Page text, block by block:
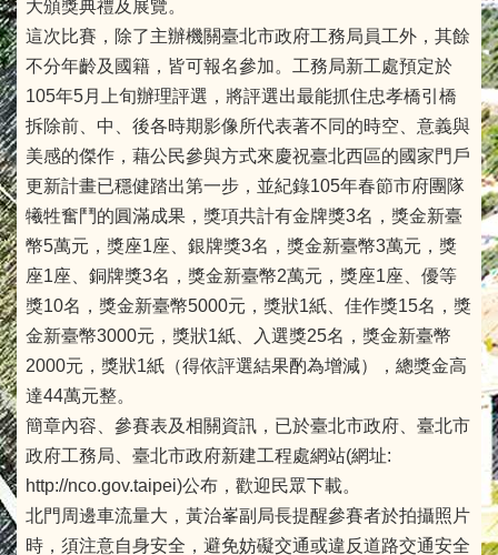
大頒獎典禮及展覽。
這次比賽，除了主辦機關臺北市政府工務局員工外，其餘
不分年齡及國籍，皆可報名參加。工務局新工處預定於
105年5月上旬辦理評選，將評選出最能抓住忠孝橋引橋
拆除前、中、後各時期影像所代表著不同的時空、意義與
美感的傑作，藉公民參與方式來慶祝臺北西區的國家門戶
更新計畫已穩健踏出第一步，並紀錄105年春節市府團隊
犧牲奮鬥的圓滿成果，獎項共計有金牌獎3名，獎金新臺
幣5萬元，獎座1座、銀牌獎3名，獎金新臺幣3萬元，獎
座1座、銅牌獎3名，獎金新臺幣2萬元，獎座1座、優等
獎10名，獎金新臺幣5000元，獎狀1紙、佳作獎15名，獎
金新臺幣3000元，獎狀1紙、入選獎25名，獎金新臺幣
2000元，獎狀1紙（得依評選結果酌為增減），總獎金高
達44萬元整。
簡章內容、參賽表及相關資訊，已於臺北市政府、臺北市
政府工務局、臺北市政府新建工程處網站(網址:
http://nco.gov.taipei)公布，歡迎民眾下載。
北門周邊車流量大，黃治峯副局長提醒參賽者於拍攝照片
時，須注意自身安全，避免妨礙交通或違反道路交通安全